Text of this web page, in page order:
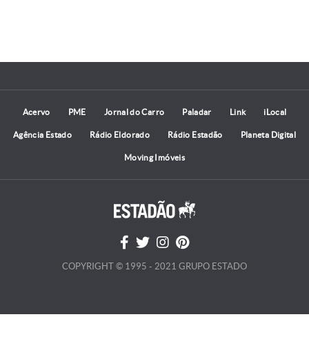
Acervo PME Jornal do Carro Paladar Link iLocal
Agência Estado Rádio Eldorado Rádio Estadão Planeta Digital
Moving Imóveis
COPYRIGHT © 1995 - 2021 GRUPO ESTADO